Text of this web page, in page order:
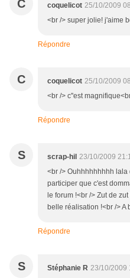
C coquelicot 25/10/2009
<br /> super jolie! j'aime
Répondre
C coquelicot 25/10/2009
<br /> c''est
Répondre
S scrap-hil 23/10/2009
<br /> Ouhhhhhhhhh lala
participer que c'est
le forum !<br /> Zut de
belle réalisation !<br /> A
Répondre
S Stéphanie R 23/10/2009